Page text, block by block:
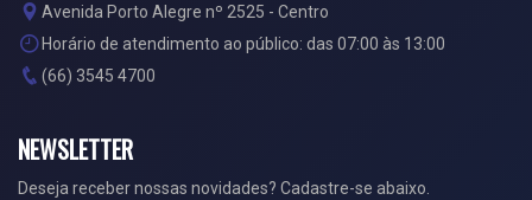
Avenida Porto Alegre nº 2525 - Centro
Horário de atendimento ao público: das 07:00 às 13:00
(66) 3545 4700
NEWSLETTER
Deseja receber nossas novidades? Cadastre-se abaixo.